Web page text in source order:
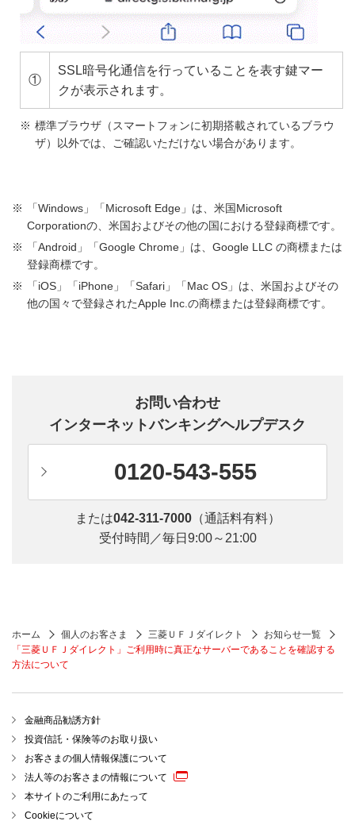
①
SSL暗号化通信を行っていることを表す鍵マー
クが表示されます。
標準ブラウザ（スマートフォンに初期搭載されているブラウ
ザ）以外では、ご確認いただけない場合があります。
「Windows」「Microsoft Edge」は、米国Microsoft
Corporationの、米国およびその他の国における登録商標です。
「Android」「Google Chrome」は、Google LLC の商標または
登録商標です。
「iOS」「iPhone」「Safari」「Mac OS」は、米国およびその
他の国々で登録されたApple Inc.の商標または登録商標です。
お問い合わせ
インターネットバンキングヘルプデスク
0120-543-555
または042-311-7000（通話料有料）
受付時間／毎日9:00～21:00
ホーム 個人のお客さま 三菱ＵＦＪダイレクト
お知らせ一覧
「三菱ＵＦＪダイレクト」ご利用時に真正なサーバーであることを確認する
方法について
金融商品勧誘方針
投資信託・保険等のお取り扱い
お客さまの個人情報保護について
法人等のお客さまの情報について
本サイトのご利用にあたって
Cookieについて